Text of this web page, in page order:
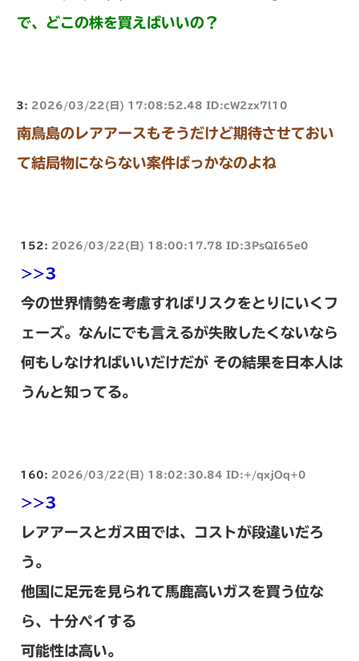
で、どこの株を買えばいいの？
3: 2026/03/22(日) 17:08:52.48 ID:cW2zx7l10
南鳥島のレアアースもそうだけど期待させておい
て結局物にならない案件ばっかなのよね
152: 2026/03/22(日) 18:00:17.78 ID:3PsQI65e0
>>3
今の世界情勢を考慮すればリスクをとりにいくフ
ェーズ。なんにでも言えるが失敗したくないなら
何もしなければいいだけだが その結果を日本人は
うんと知ってる。
160: 2026/03/22(日) 18:02:30.84 ID:+/qxjOq+0
>>3
レアアースとガス田では、コストが段違いだろ
う。
他国に足元を見られて馬鹿高いガスを買う位な
ら、十分ペイする
可能性は高い。